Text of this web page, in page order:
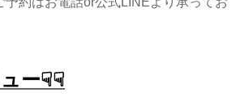
ー☟☟